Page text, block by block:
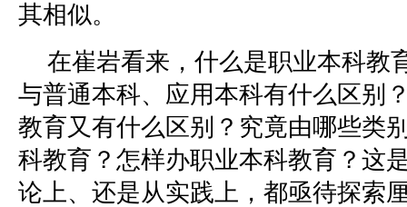
其相似。
在崔岩看来，什么是职业本科教
与普通本科、应用本科有什么区别
教育又有什么区别？究竟由哪些类
科教育？怎样办职业本科教育？这
论上、还是从实践上，都亟待探索